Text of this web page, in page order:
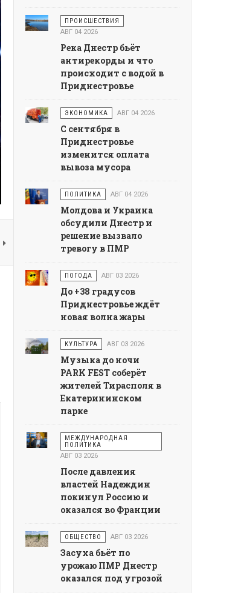
ПРОИСШЕСТВИЯ
АВГ 04 2026
Река Днестр бьёт
антирекорды и что
происходит с водой в
Приднестровье
ЭКОНОМИКА АВГ 04 2026
С сентября в
Приднестровье
изменится оплата
вывоза мусора
ПОЛИТИКА АВГ 04 2026
Молдова и Украина
обсудили Днестр и
решение вызвало
тревогу в ПМР
ПОГОДА АВГ 03 2026
До +38 градусов
Приднестровье ждёт
новая волна жары
КУЛЬТУРА АВГ 03 2026
Музыка до ночи
PARK FEST соберёт
жителей Тирасполя в
Екатерининском
парке
МЕЖДУНАРОДНАЯ
ПОЛИТИКА
АВГ 03 2026
После давления
властей Надеждин
покинул Россию и
оказался во Франции
ОБЩЕСТВО АВГ 03 2026
Засуха бьёт по
урожаю ПМР Днестр
оказался под угрозой